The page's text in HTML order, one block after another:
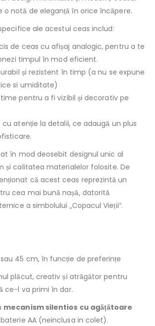
o notă de eleganță în orice încăpere.
ale acestui ceas includ:
de ceas cu afișaj analogic, pentru a te
timpul în mod eficient.
și rezistent în timp (a nu se expune
si umiditate)
pentru a fi vizibil și decorativ pe
cu atenție la detalii, ce adaugă un plus
în mod deosebit designul unic al
și calitatea materialelor folosite. De
că acest ceas reprezintă un
cea mai bună nașă, datorită
a simbolului „Copacul Vieții”.
45 cm, în funcție de preferințe
plăcut, creativ și atrăgător pentru
ce-l va primi în dar.
mecanism silentios cu agățătoare
AA (neinclusa in colet).